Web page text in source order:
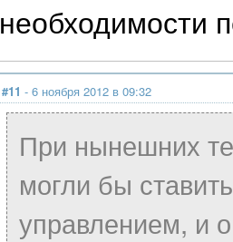
необходимости
#11 - 6 ноября 2012 в 09:32
При нынешних
могли бы
управлением, и